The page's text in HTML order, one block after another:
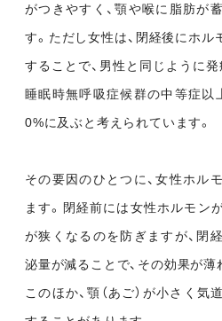
がつきやすく、顎や喉に脂肪が
す。ただし女性は、閉経後にホ
することで、男性と同じように発
睡眠時無呼吸症候群の中等症以
0%に及ぶと考えられています。
その要因のひとつに、女性ホル
ます。閉経前には女性ホルモン
が狭くなるのを防ぎますが、閉
泌量が減ることで、その効果が薄
このほか、顎（あご）が小さく